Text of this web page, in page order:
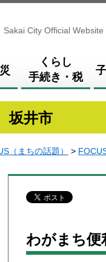
Sakai City Official Website
くらし
手続き・税
坂井市
（まちの話題） >
わがまち便